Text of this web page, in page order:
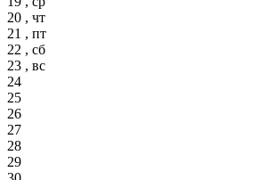
20 , чт
21 , пт
22 , сб
23 , вс
24
25
26
27
28
29